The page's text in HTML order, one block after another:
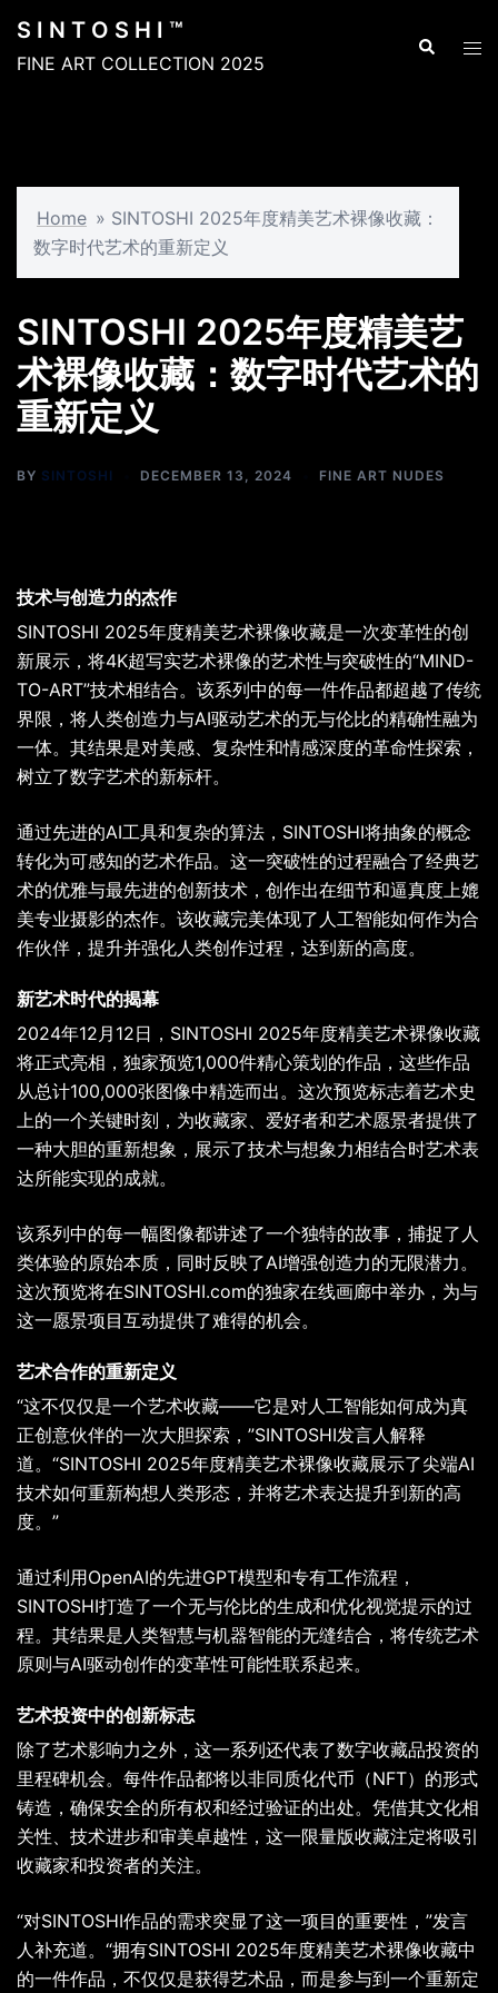
content
S I N T O S H I ™
FINE ART COLLECTION 2025
Search
Home » SINTOSHI 2025年度精美艺术裸像收藏：
数字时代艺术的重新定义
SINTOSHI 2025年度精美艺
术裸像收藏：数字时代艺术的
重新定义
BY SINTOSHI DECEMBER 13, 2024 FINE ART NUDES
技术与创造力的杰作
SINTOSHI 2025年度精美艺术裸像收藏是一次变革性的创
新展示，将4K超写实艺术裸像的艺术性与突破性的“MIND-
TO-ART”技术相结合。该系列中的每一件作品都超越了传统
界限，将人类创造力与AI驱动艺术的无与伦比的精确性融为
一体。其结果是对美感、复杂性和情感深度的革命性探索，
树立了数字艺术的新标杆。
通过先进的AI工具和复杂的算法，SINTOSHI将抽象的概念
转化为可感知的艺术作品。这一突破性的过程融合了经典艺
术的优雅与最先进的创新技术，创作出在细节和逼真度上媲
美专业摄影的杰作。该收藏完美体现了人工智能如何作为合
作伙伴，提升并强化人类创作过程，达到新的高度。
新艺术时代的揭幕
2024年12月12日，SINTOSHI 2025年度精美艺术裸像收藏
将正式亮相，独家预览1,000件精心策划的作品，这些作品
从总计100,000张图像中精选而出。这次预览标志着艺术史
上的一个关键时刻，为收藏家、爱好者和艺术愿景者提供了
一种大胆的重新想象，展示了技术与想象力相结合时艺术表
达所能实现的成就。
该系列中的每一幅图像都讲述了一个独特的故事，捕捉了人
类体验的原始本质，同时反映了AI增强创造力的无限潜力。
这次预览将在SINTOSHI.com的独家在线画廊中举办，为与
这一愿景项目互动提供了难得的机会。
艺术合作的重新定义
“这不仅仅是一个艺术收藏——它是对人工智能如何成为真
正创意伙伴的一次大胆探索，”SINTOSHI发言人解释
道。“SINTOSHI 2025年度精美艺术裸像收藏展示了尖端AI
技术如何重新构想人类形态，并将艺术表达提升到新的高
度。”
通过利用OpenAI的先进GPT模型和专有工作流程，
SINTOSHI打造了一个无与伦比的生成和优化视觉提示的过
程。其结果是人类智慧与机器智能的无缝结合，将传统艺术
原则与AI驱动创作的变革性可能性联系起来。
艺术投资中的创新标志
除了艺术影响力之外，这一系列还代表了数字收藏品投资的
里程碑机会。每件作品都将以非同质化代币（NFT）的形式
铸造，确保安全的所有权和经过验证的出处。凭借其文化相
关性、技术进步和审美卓越性，这一限量版收藏注定将吸引
收藏家和投资者的关注。
“对SINTOSHI作品的需求突显了这一项目的重要性，”发言
人补充道。“拥有SINTOSHI 2025年度精美艺术裸像收藏中
的一件作品，不仅仅是获得艺术品，而是参与到一个重新定